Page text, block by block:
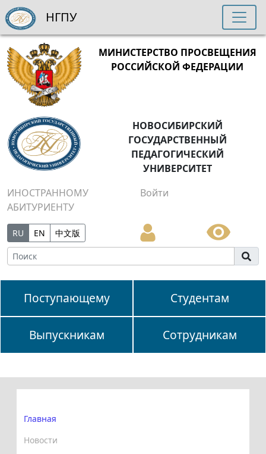
МИНИСТЕРСТВО ПРОСВЕЩЕНИЯ
РОССИЙСКОЙ ФЕДЕРАЦИИ
НОВОСИБИРСКИЙ
ГОСУДАРСТВЕННЫЙ
ПЕДАГОГИЧЕСКИЙ
УНИВЕРСИТЕТ
ИНОСТРАННОМУ
АБИТУРИЕНТУ
Войти
RU EN 中文版
Поступающему Студентам
Выпускникам Сотрудникам
НГПУ
Главная
Новости